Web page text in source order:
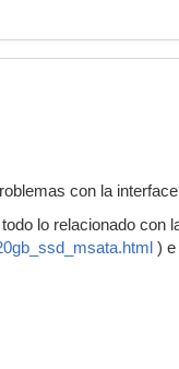
con la
lo relacionado con
) e